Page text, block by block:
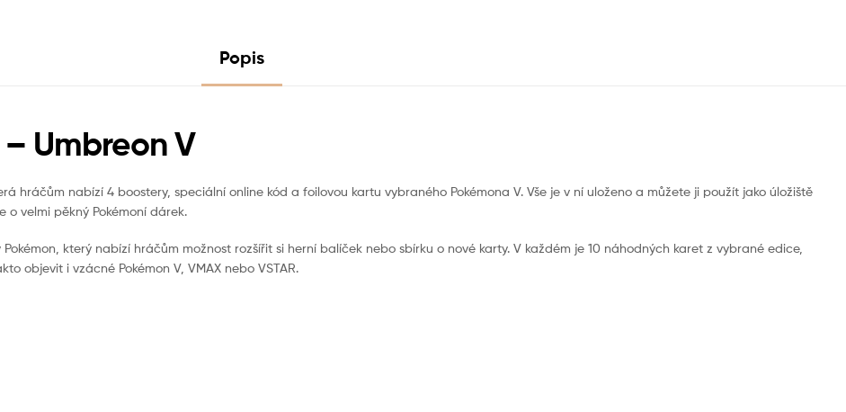
Popis
Umbreon V
hráčům nabízí 4 boostery, speciální online kód a foilovou kartu vybraného Pokémona V. Vše je v ní uloženo a můžete ji použít jako úložiště
o velmi pěkný Pokémoní dárek.
který nabízí hráčům možnost rozšířit si herní balíček nebo sbírku o nové karty. V každém je 10 náhodných karet z vybrané edice,
objevit i vzácné Pokémon V, VMAX nebo VSTAR.